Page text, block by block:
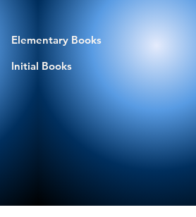
Elementary Books
Initial Books